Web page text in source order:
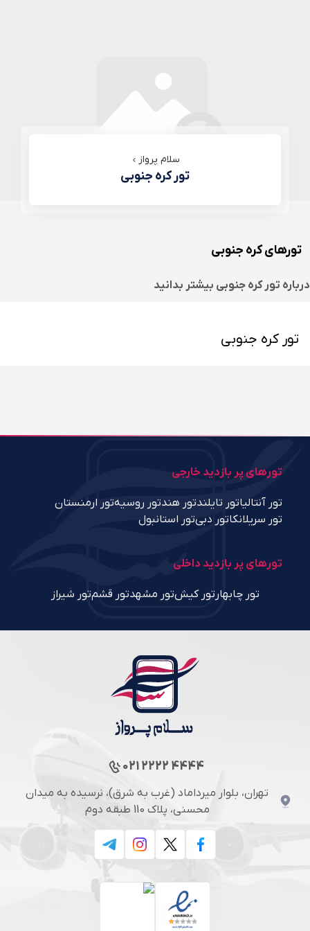
سلام پرواز
تور کره جنوبی
تورهای کره جنوبی
درباره تور کره جنوبی بیشتر بدانید
تور کره جنوبی
تورهای پر بازدید خارجی
تور آنتالیاتور تایلندتور هندتور روسیهتور ارمنستان
تور سریلانکاتور دبیتور استانبول
تورهای پر بازدید داخلی
تور چابهار تور کیشتور مشهدتور قشمتور شیراز
021 2222 4444
تهران، بلوار میرداماد (غرب به شرق)، نرسیده به میدان
محسنی، پلاک 110 طبقه دوم